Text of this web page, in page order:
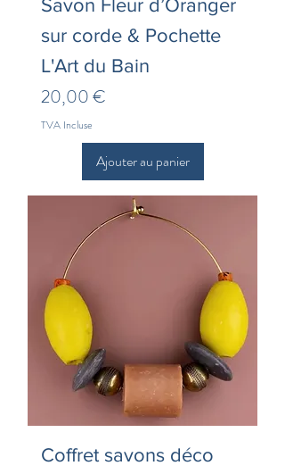
Savon Fleur d’Oranger
sur corde & Pochette
L'Art du Bain
Prix
20,00 €
TVA Incluse
Ajouter au panier
Coffret savons déco